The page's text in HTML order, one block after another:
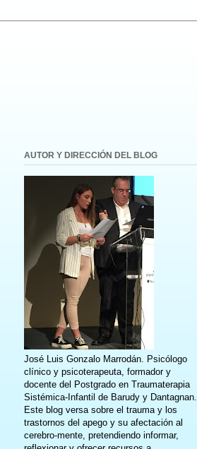
AUTOR Y DIRECCIÓN DEL BLOG
José Luis Gonzalo Marrodán. Psicólogo
clínico y psicoterapeuta, formador y
docente del Postgrado en Traumaterapia
Sistémica-Infantil de Barudy y Dantagnan.
Este blog versa sobre el trauma y los
trastornos del apego y su afectación al
cerebro-mente, pretendiendo informar,